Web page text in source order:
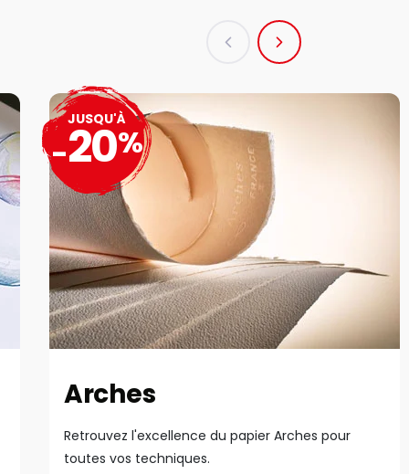
Arches
Retrouvez l'excellence du papier Arches pour
toutes vos techniques.
JUSQU'À
-20%